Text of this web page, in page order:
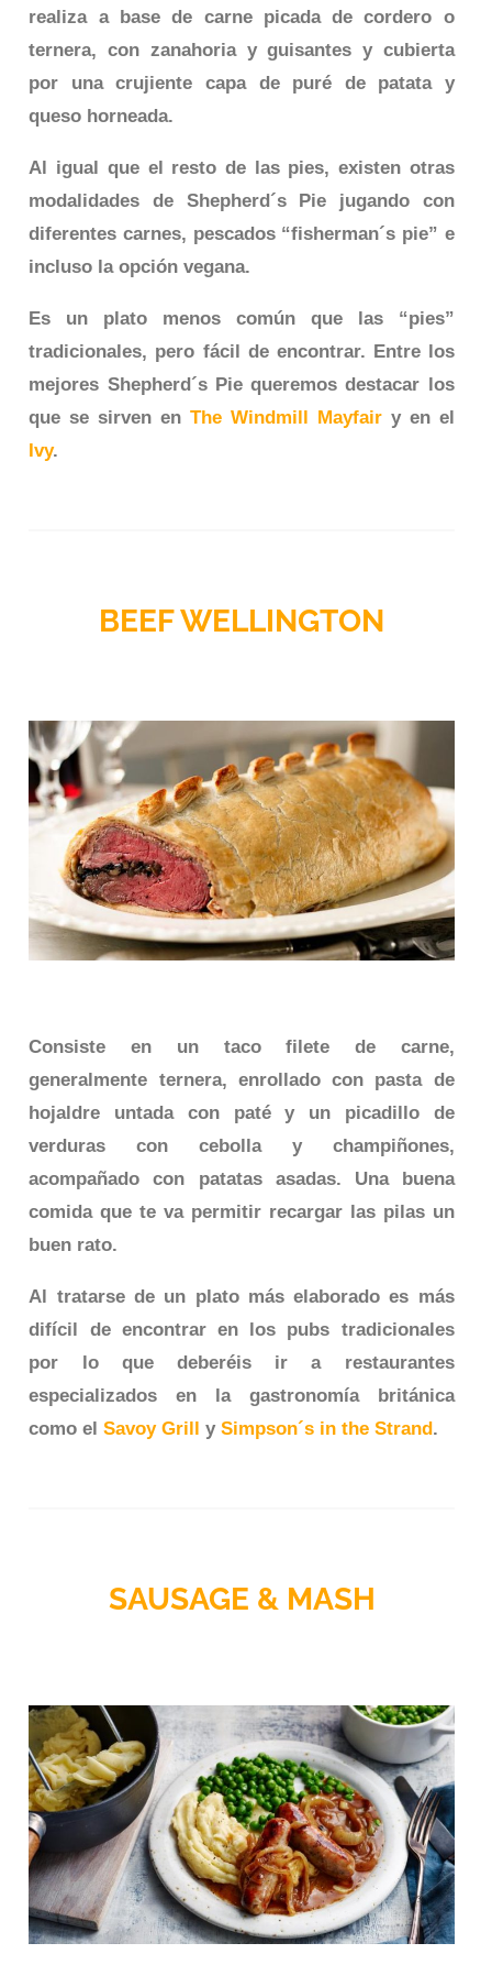
realiza a base de carne picada de cordero o
ternera, con zanahoria y guisantes y cubierta
por una crujiente capa de puré de patata y
queso horneada.
Al igual que el resto de las pies, existen otras
modalidades de Shepherd´s Pie jugando con
diferentes carnes, pescados “fisherman´s pie” e
incluso la opción vegana.
Es un plato menos común que las “pies”
tradicionales, pero fácil de encontrar. Entre los
mejores Shepherd´s Pie queremos destacar los
que se sirven enThe Windmill Mayfairy en el
Ivy.
BEEF WELLINGTON
Consiste en un taco filete de carne,
generalmente ternera, enrollado con pasta de
hojaldre untada con paté y un picadillo de
verduras con cebolla y champiñones,
acompañado con patatas asadas. Una buena
comida que te va permitir recargar las pilas un
buen rato.
Al tratarse de un plato más elaborado es más
difícil de encontrar en los pubs tradicionales
por lo que deberéis ir a restaurantes
especializados en la gastronomía británica
como elSavoy Grill ySimpson´s in the Strand.
SAUSAGE & MASH